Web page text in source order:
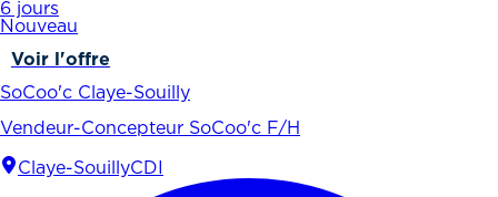
6 jours
Nouveau
Voir l'offre
SoCoo'c Claye-Souilly
Vendeur-Concepteur SoCoo'c F/H
Claye-SouillyCDI